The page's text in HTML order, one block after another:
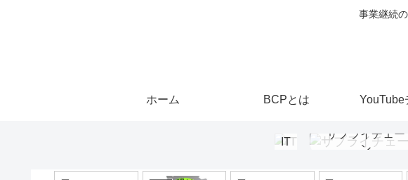
事業継続
ホーム BCPとは YouTube
IT
サプライチェー
ン